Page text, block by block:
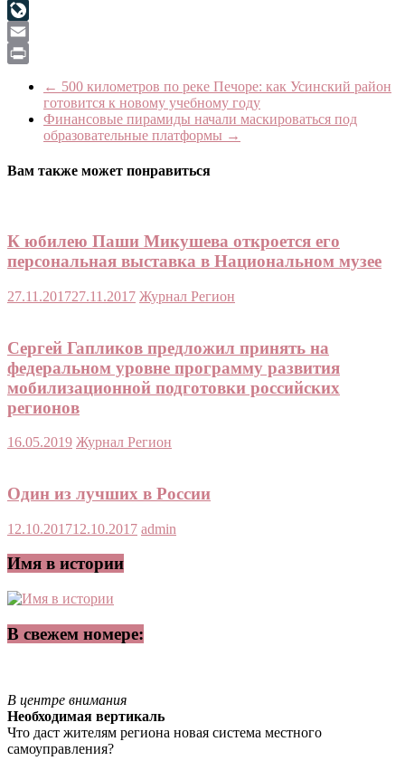
Viber
LiveJournal
Email
← 500 километров по реке Печоре: как Усинский район
готовится к новому учебному году
Финансовые пирамиды начали маскироваться под
образовательные платформы →
Вам также может понравиться
К юбилею Паши Микушева откроется его
персональная выставка в Национальном музее
27.11.201727.11.2017 Журнал Регион
Сергей Гапликов предложил принять на
федеральном уровне программу развития
мобилизационной подготовки российских
регионов
16.05.2019 Журнал Регион
Один из лучших в России
12.10.201712.10.2017 admin
Имя в истории
В свежем номере:
В центре внимания
Необходимая вертикаль
Что даст жителям региона новая система местного
самоуправления?